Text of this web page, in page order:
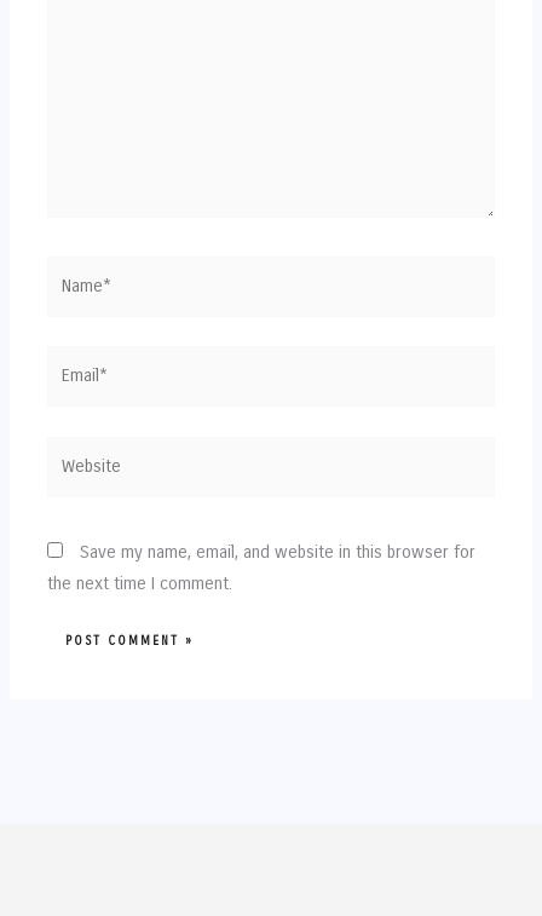
Save my name, email, and website in this browser for
the next time I comment.